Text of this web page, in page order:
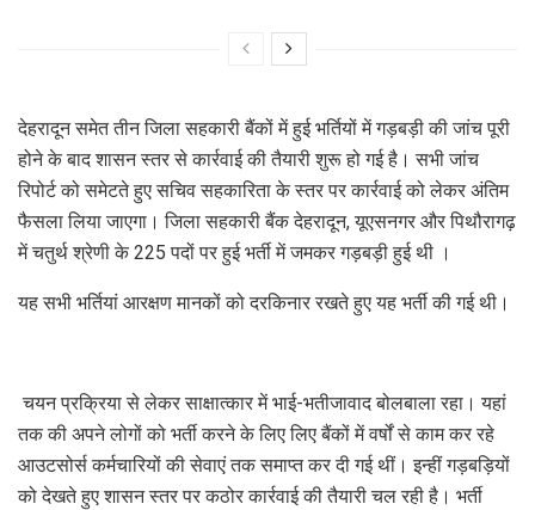
देहरादून समेत तीन जिला सहकारी बैंकों में हुई भर्तियों में गड़बड़ी की जांच पूरी
होने के बाद शासन स्तर से कार्रवाई की तैयारी शुरू हो गई है। सभी जांच
रिपोर्ट को समेटते हुए सचिव सहकारिता के स्तर पर कार्रवाई को लेकर अंतिम
फैसला लिया जाएगा। जिला सहकारी बैंक देहरादून, यूएसनगर और पिथौरागढ़
में चतुर्थ श्रेणी के 225 पदों पर हुई भर्ती में जमकर गड़बड़ी हुई थी ।
यह सभी भर्तियां आरक्षण मानकों को दरकिनार रखते हुए यह भर्ती की गई थी।
चयन प्रक्रिया से लेकर साक्षात्कार में भाई-भतीजावाद बोलबाला रहा। यहां
तक की अपने लोगों को भर्ती करने के लिए लिए बैंकों में वर्षों से काम कर रहे
आउटसोर्स कर्मचारियों की सेवाएं तक समाप्त कर दी गई थीं। इन्हीं गड़बड़ियों
को देखते हुए शासन स्तर पर कठोर कार्रवाई की तैयारी चल रही है। भर्ती